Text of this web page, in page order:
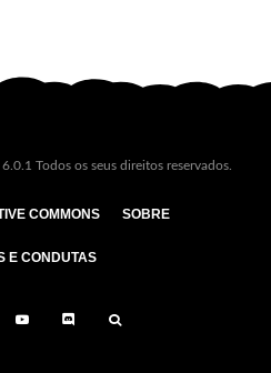
Todos os seus direitos reservados.
COMMONS SOBRE
E CONDUTAS